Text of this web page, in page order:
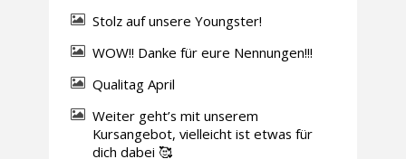
Stolz auf unsere Youngster!
WOW!! Danke für eure Nennungen!!!
Qualitag April
Weiter geht’s mit unserem
Kursangebot, vielleicht ist etwas für
dich dabei 🥰